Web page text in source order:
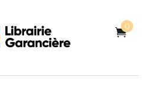

0